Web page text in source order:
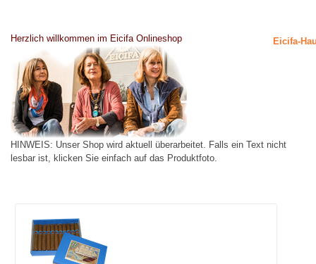
Herzlich willkommen im Eicifa Onlineshop Eicifa-
HINWEIS: Unser Shop wird aktuell überarbeitet. Falls ein Text nicht
lesbar ist, klicken Sie einfach auf das Produktfoto.